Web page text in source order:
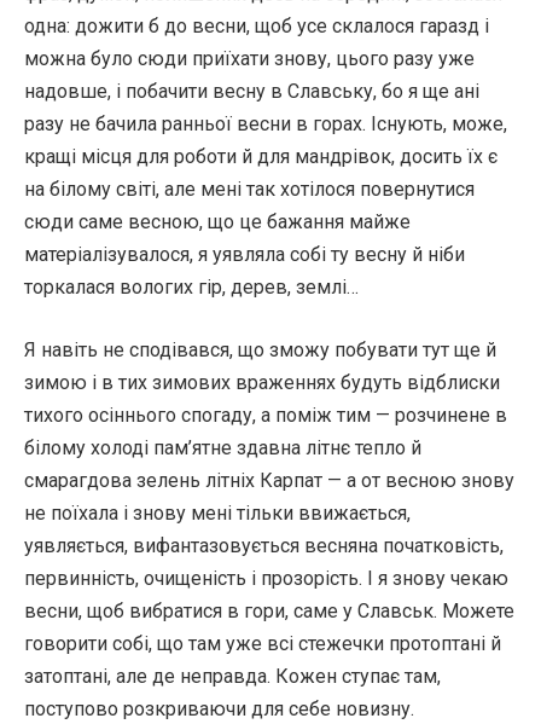
одна: дожити б до весни, щоб усе склалося гаразд і
можна було сюди приїхати знову, цього разу уже
надовше, і побачити весну в Славську, бо я ще ані
разу не бачила ранньої весни в горах. Існують, може,
кращі місця для роботи й для мандрівок, досить їх є
на білому світі, але мені так хотілося повернутися
сюди саме весною, що це бажання майже
матеріалізувалося, я уявляла собі ту весну й ніби
торкалася вологих гір, дерев, землі…
Я навіть не сподівався, що зможу побувати тут ще й
зимою і в тих зимових враженнях будуть відблиски
тихого осіннього спогаду, а поміж тим — розчинене в
білому холоді пам’ятне здавна літнє тепло й
смарагдова зелень літніх Карпат — а от весною знову
не поїхала і знову мені тільки ввижається,
уявляється, вифантазовується весняна початковість,
первинність, очищеність і прозорість. І я знову чекаю
весни, щоб вибратися в гори, саме у Славськ. Можете
говорити собі, що там уже всі стежечки протоптані й
затоптані, але де неправда. Кожен ступає там,
поступово розкриваючи для себе новизну.